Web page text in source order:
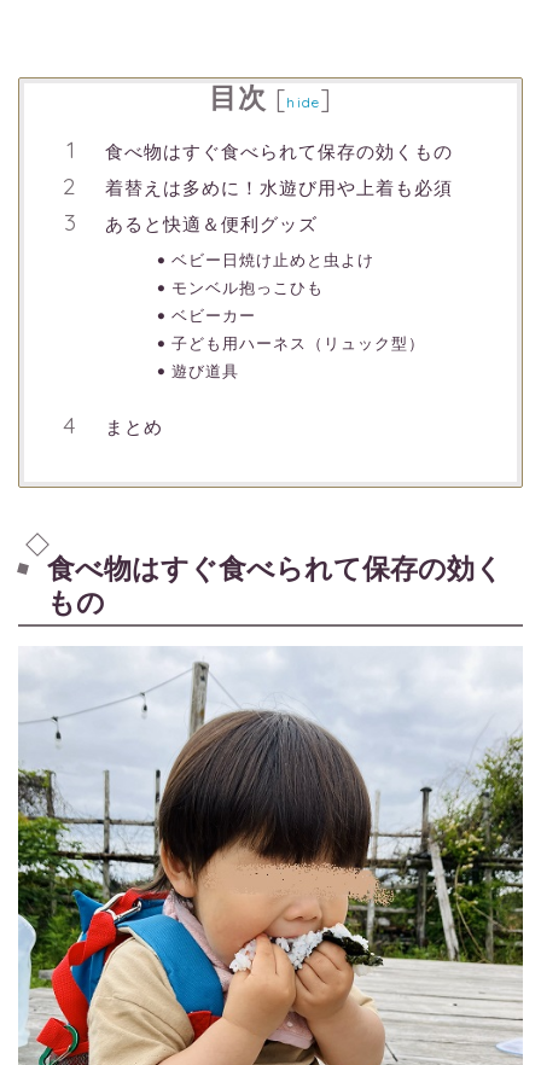
目次 [hide]
食べ物はすぐ食べられて保存の効くもの
着替えは多めに！水遊び用や上着も必須
あると快適＆便利グッズ
ベビー日焼け止めと虫よけ
モンベル抱っこひも
ベビーカー
子ども用ハーネス（リュック型）
遊び道具
まとめ
食べ物はすぐ食べられて保存の効く
もの